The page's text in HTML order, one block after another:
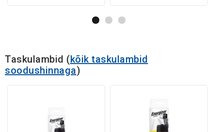
Taskulambid (kõik taskulambid
soodushinnaga)